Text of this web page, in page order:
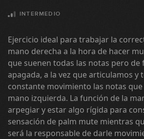
INTERMEDIO
Ejercicio ideal para trabajar la
mano derecha a la hora de hacer
que suenen todas las notas pero de
apagada, a la vez que articulamos y
constante movimiento las notas
mano izquierda. La función de la
arpegiar y estar algo rígida para
sensación de palm mute mientras
será la responsable de darle
07:20
#38 Canon de
Picking de 5
GRATIS
08:09
#12 Groove Pop